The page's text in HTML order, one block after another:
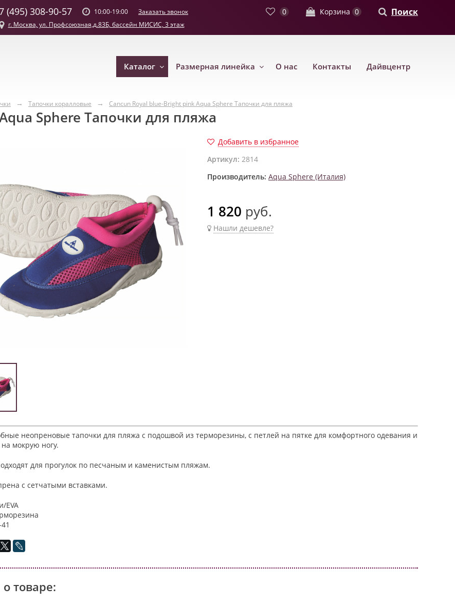
(495) 308-90-57 10:00-19:00 Заказать звонок 0 Корзина 0 Поиск
г. Москва, ул. Профсоюзная,д.83Б, бассейн МИСИС, 3 этаж
Каталог Размерная линейка О нас Контакты Дайвцентр
Тапочки коралловые Cancun Royal blue-Bright pink Aqua Sphere Тапочки для пляжа
Sphere Тапочки для пляжа
Добавить в избранное
Артикул: 2814
Производитель: Aqua Sphere (Италия)
1 820 руб.
Нашли дешевле?
неопреновые тапочки для пляжа с подошвой из терморезины, с петлей на пятке для комфортного одевания и
мокрую ногу.
для прогулок по песчаным и каменистым пляжам.
с сетчатыми вставками.
EVA
товаре: